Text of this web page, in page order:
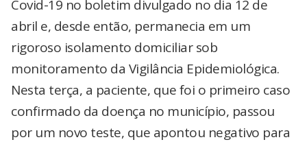
Covid-19 no boletim divulgado no dia 12 de
abril e, desde então, permanecia em um
rigoroso isolamento domiciliar sob
monitoramento da Vigilância Epidemiológica.
Nesta terça, a paciente, que foi o primeiro caso
confirmado da doença no município, passou
por um novo teste, que apontou negativo para